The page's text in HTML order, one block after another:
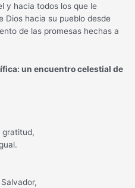
y hacia todos los que le
Dios hacia su pueblo desde
de las promesas hechas a
un encuentro celestial de
gratitud,